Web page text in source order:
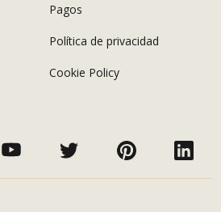
Pagos
Política de privacidad
Cookie Policy